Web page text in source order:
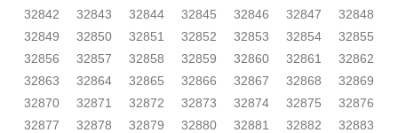
32842
32843 32844 32845 32846 32847
32848
32849
32850 32851 32852 32853 32854
32855
32856
32857 32858 32859 32860 32861
32862
32863
32864 32865 32866 32867 32868
32869
32870
32871 32872 32873 32874 32875
32876
32877
32878 32879 32880 32881 32882
32883